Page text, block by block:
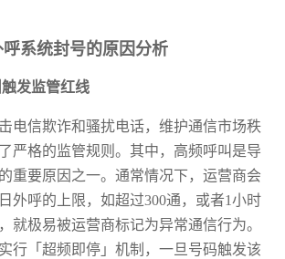
呼系统封号的原因分析
发监管红线
电信欺诈和骚扰电话，维护通信市场秩
严格的监管规则。其中，高频呼叫是导
重要原因之一。通常情况下，运营商会
外呼的上限，如超过300通，或者1小时
就极易被运营商标记为异常通信行为。
行「超频即停」机制，一旦号码触发该